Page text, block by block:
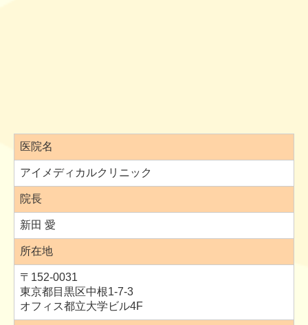
医院名
アイメディカルクリニック
院長
新田 愛
所在地
〒152-0031
東京都目黒区中根1-7-3
オフィス都立大学ビル4F